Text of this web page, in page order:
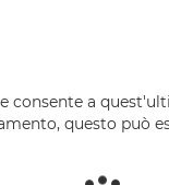
a
questo può